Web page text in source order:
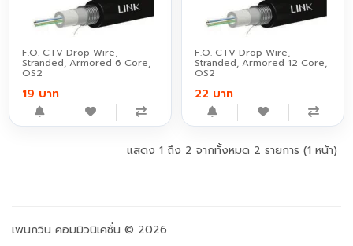
F.O. CTV Drop Wire,
Stranded, Armored 6 Core,
OS2
19 บาท
F.O. CTV Drop Wire,
Stranded, Armored 12 Core,
OS2
22 บาท
แสดง 1 ถึง 2 จากทั้งหมด 2 รายการ (1 หน้า)
เพนกวิน คอมมิวนิเคชั่น © 2026